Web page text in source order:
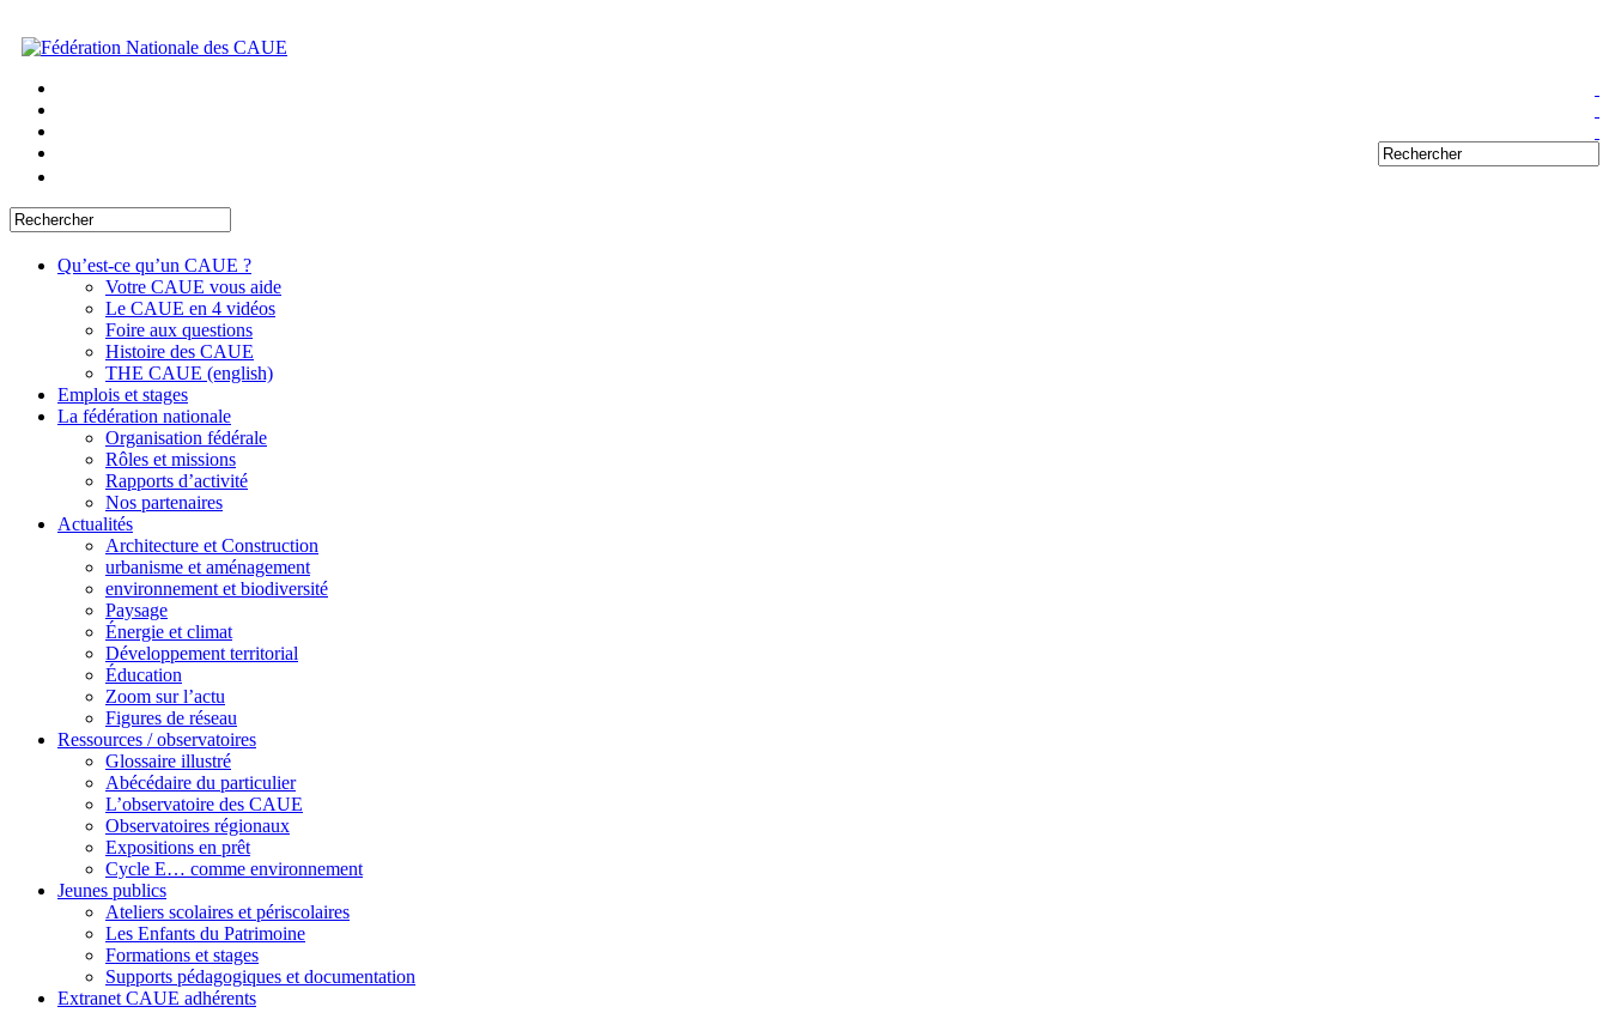
Qu’est-ce qu’un CAUE ?
Votre CAUE vous aide
Le CAUE en 4 vidéos
Foire aux questions
Histoire des CAUE
THE CAUE (english)
Emplois et stages
La fédération nationale
Organisation fédérale
Rôles et missions
Rapports d’activité
Nos partenaires
Actualités
Architecture et Construction
urbanisme et aménagement
environnement et biodiversité
Paysage
Énergie et climat
Développement territorial
Éducation
Zoom sur l’actu
Figures de réseau
Ressources / observatoires
Glossaire illustré
Abécédaire du particulier
L’observatoire des CAUE
Observatoires régionaux
Expositions en prêt
Cycle E… comme environnement
Jeunes publics
Ateliers scolaires et périscolaires
Les Enfants du Patrimoine
Formations et stages
Supports pédagogiques et documentation
Extranet CAUE adhérents